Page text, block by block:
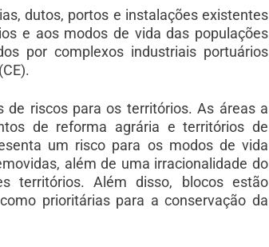
dutos, portos e instalações existentes
e aos modos de vida das populações
por complexos industriais portuários
riscos para os territórios. As áreas a
de reforma agrária e territórios de
um risco para os modos de vida
além de uma irracionalidade do
territórios. Além disso, blocos estão
prioritárias para a conservação da